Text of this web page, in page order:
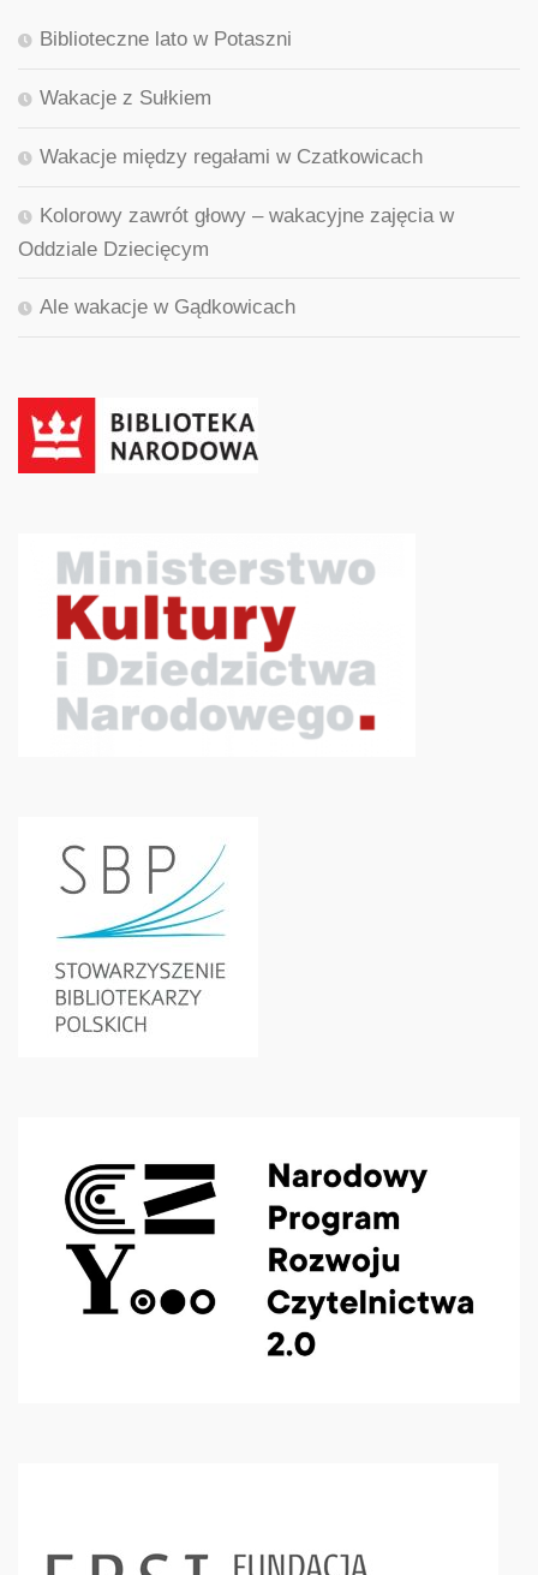
Biblioteczne lato w Potaszni
Wakacje z Sułkiem
Wakacje między regałami w Czatkowicach
Kolorowy zawrót głowy – wakacyjne zajęcia w
Oddziale Dziecięcym
Ale wakacje w Gądkowicach